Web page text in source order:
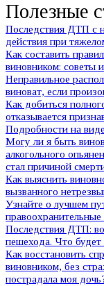
Полезные
Последствия ДТП с
действия при
Как составить
виновником: советы
Неправильное
виноват, если
Как добиться
отказывается
Подробности на
Могу ли я быть
алкогольного
стал причиной
Как выяснить
вызванного
Узнайте о лучшем
правоохранительные
Последствия ДТП:
пешехода. Что будет
Как восстановить
виновником, без
пострадала моя